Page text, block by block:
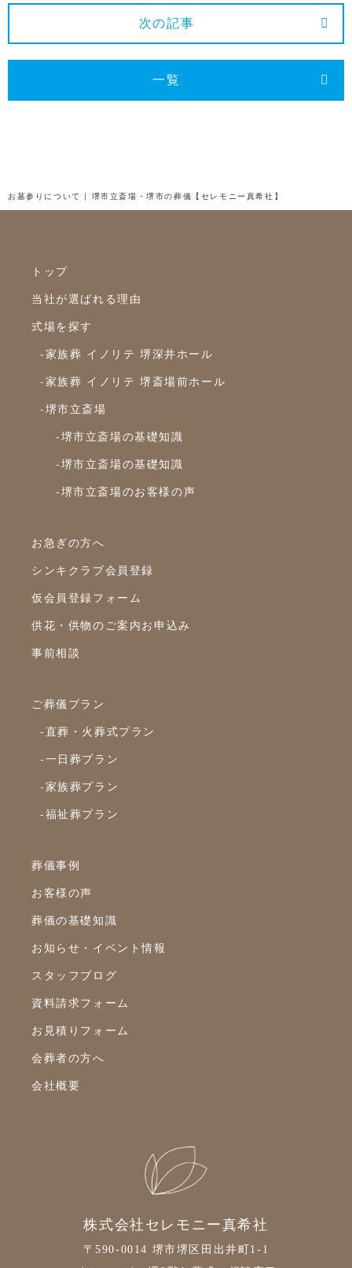
2024年5月
2024年2月
2024年1月
2023年12月
2023年11月
2023年10月
2023年9月
2023年8月
2023年7月
2022年10月
2022年9月
2022年8月
2022年7月
2022年6月
2022年4月
2022年3月
2022年2月
2022年1月
2021年12月
2021年11月
2021年10月
次の記事
一覧
お墓参りについて | 堺市立斎場・堺市の葬儀【セレモニー真希社】
トップ
当社が選ばれる理由
式場を探す
-家族葬 イノリテ 堺深井ホール
-家族葬 イノリテ 堺斎場前ホール
-堺市立斎場
-堺市立斎場の基礎知識
-堺市立斎場の基礎知識
-堺市立斎場のお客様の声
お急ぎの方へ
シンキクラブ会員登録
仮会員登録フォーム
供花・供物のご案内お申込み
事前相談
ご葬儀プラン
-直葬・火葬式プラン
-一日葬プラン
-家族葬プラン
-福祉葬プラン
葬儀事例
お客様の声
葬儀の基礎知識
お知らせ・イベント情報
スタッフブログ
資料請求フォーム
お見積りフォーム
会葬者の方へ
会社概要
株式会社セレモニー真希社
〒590-0014 堺市堺区田出井町1-1